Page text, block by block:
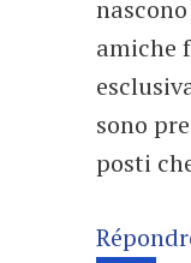
amiche
sono
posti